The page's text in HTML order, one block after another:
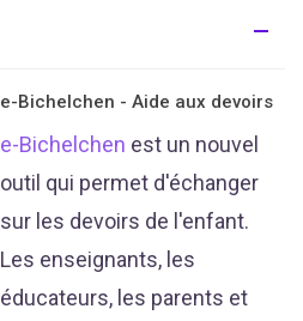
e-Bichelchen - Aide aux devoirs
e-Bichelchen est un nouvel
outil qui permet d'échanger
sur les devoirs de l'enfant.
Les enseignants, les
éducateurs, les parents et